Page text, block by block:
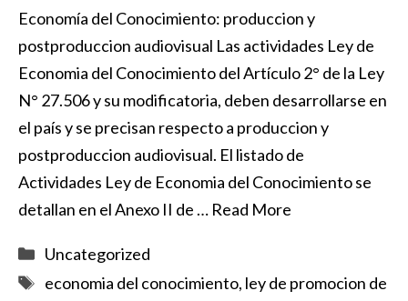
Economía del Conocimiento: produccion y
postproduccion audiovisual Las actividades Ley de
Economia del Conocimiento del Artículo 2° de la Ley
N° 27.506 y su modificatoria, deben desarrollarse en
el país y se precisan respecto a produccion y
postproduccion audiovisual. El listado de
Actividades Ley de Economia del Conocimiento se
detallan en el Anexo II de … Read More
Categorías
Uncategorized
Etiquetas
economia del conocimiento, ley de promocion de